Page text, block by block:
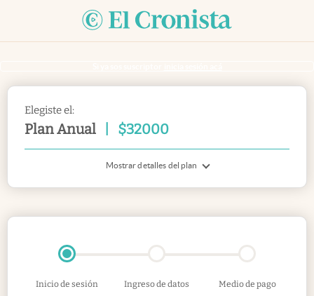
Elegiste el:
Plan Anual $32000
Mostrar detalles del plan
Inicio de sesión Ingreso de datos Medio de pago